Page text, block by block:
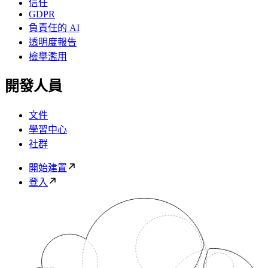
信任
GDPR
負責任的 AI
透明度報告
檢舉濫用
開發人員
文件
學習中心
社群
開始建置
登入